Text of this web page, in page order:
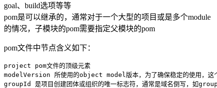
goal、build选项等等
pom是可以继承的，通常对于一个大型的项目或是多个module
的情况，子模块的pom需要指定父模块的pom
pom文件中节点含义如下：
project pom文件的顶级元素
modelVersion 所使用的object model版本，为了确保稳定的使用，这个
groupId 是项目创建团体或组织的唯一标志符，通常是域名倒写，如